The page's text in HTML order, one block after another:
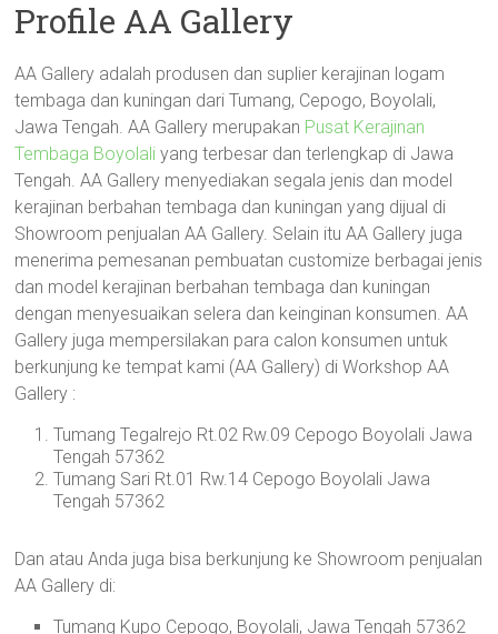
Profile AA Gallery
AA Gallery adalah produsen dan suplier kerajinan logam
tembaga dan kuningan dari Tumang, Cepogo, Boyolali,
Jawa Tengah. AA Gallery merupakan Pusat Kerajinan
Tembaga Boyolali yang terbesar dan terlengkap di Jawa
Tengah. AA Gallery menyediakan segala jenis dan model
kerajinan berbahan tembaga dan kuningan yang dijual di
Showroom penjualan AA Gallery. Selain itu AA Gallery juga
menerima pemesanan pembuatan customize berbagai jenis
dan model kerajinan berbahan tembaga dan kuningan
dengan menyesuaikan selera dan keinginan konsumen. AA
Gallery juga mempersilakan para calon konsumen untuk
berkunjung ke tempat kami (AA Gallery) di Workshop AA
Gallery :
Tumang Tegalrejo Rt.02 Rw.09 Cepogo Boyolali Jawa
Tengah 57362
Tumang Sari Rt.01 Rw.14 Cepogo Boyolali Jawa
Tengah 57362
Dan atau Anda juga bisa berkunjung ke Showroom penjualan
AA Gallery di:
Tumang Kupo Cepogo, Boyolali, Jawa Tengah 57362